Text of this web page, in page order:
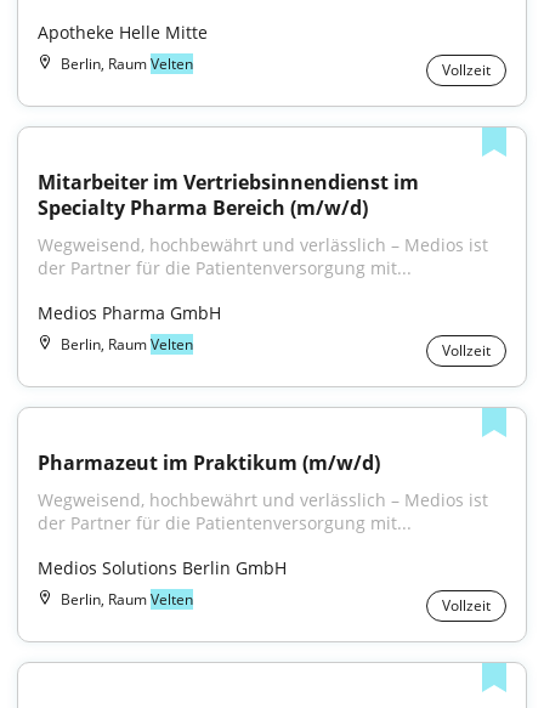
Apotheke Helle Mitte
Berlin, RaumVelten Vollzeit
Mitarbeiter im Vertriebsinnendienst im
Specialty Pharma Bereich (m/w/d)
Wegweisend, hochbewährt und verlässlich – Medios ist
der Partner für die Patientenversorgung mit...
Medios Pharma GmbH
Berlin, RaumVelten Vollzeit
Pharmazeut im Praktikum (m/w/d)
Wegweisend, hochbewährt und verlässlich – Medios ist
der Partner für die Patientenversorgung mit...
Medios Solutions Berlin GmbH
Berlin, RaumVelten Vollzeit